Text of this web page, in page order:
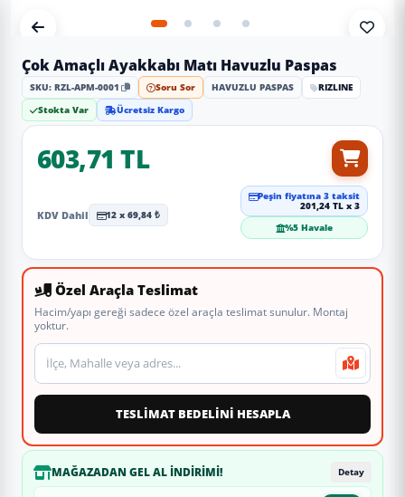
Çok Amaçlı Ayakkabı Matı Havuzlu Paspas
SKU: RZL-APM-0001 Soru Sor HAVUZLU PASPAS
RIZLINE
Stokta Var
Ücretsiz Kargo
603,71 TL
KDV Dahil 12 x 69,84 ₺
Peşin fiyatına 3 taksit
201,24 TL x 3
%5 Havale
Özel Araçla Teslimat
Hacim/yapı gereği sadece özel araçla teslimat sunulur. Montaj
yoktur.
Teslimat veya montaj adresi
TESLİMAT BEDELİNİ HESAPLA
MAĞAZADAN GEL AL İNDIRIMI! Detay